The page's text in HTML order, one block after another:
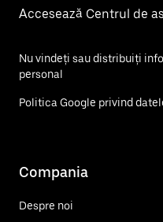
Accesează Centrul de
Nu vindeți sau distribuiți
personal
Politica Google privind
Compania
Despre noi